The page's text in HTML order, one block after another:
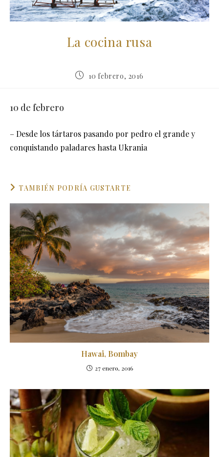
La cocina rusa
Publicación
10 febrero, 2016
10 de febrero
– Desde los tártaros pasando por pedro el grande y
conquistando paladares hasta Ukrania
TAMBIÉN PODRÍA GUSTARTE
Hawai, Bombay
27 enero, 2016